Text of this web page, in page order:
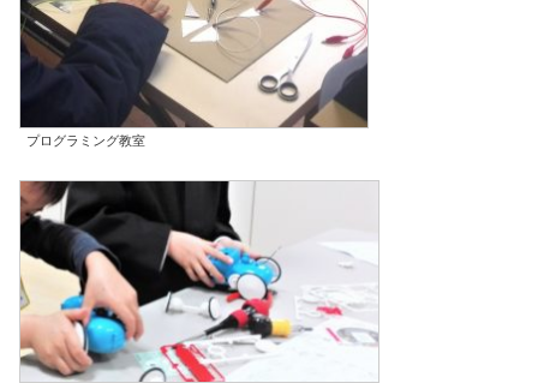
プログラミング教室